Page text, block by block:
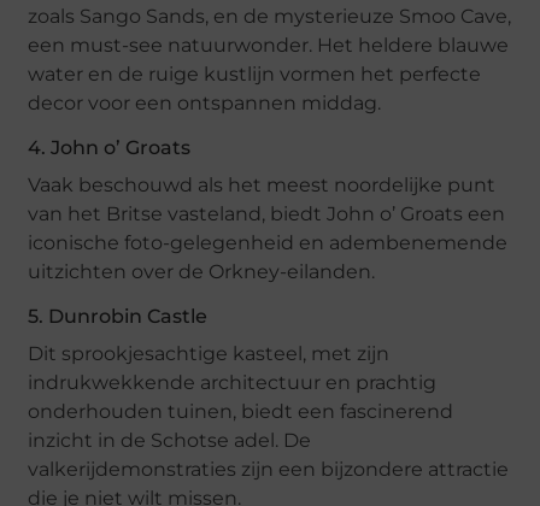
zoals Sango Sands, en de mysterieuze Smoo Cave,
een must-see natuurwonder. Het heldere blauwe
water en de ruige kustlijn vormen het perfecte
decor voor een ontspannen middag.
4. John o’ Groats
Vaak beschouwd als het meest noordelijke punt
van het Britse vasteland, biedt John o’ Groats een
iconische foto-gelegenheid en adembenemende
uitzichten over de Orkney-eilanden.
5. Dunrobin Castle
Dit sprookjesachtige kasteel, met zijn
indrukwekkende architectuur en prachtig
onderhouden tuinen, biedt een fascinerend
inzicht in de Schotse adel. De
valkerijdemonstraties zijn een bijzondere attractie
die je niet wilt missen.